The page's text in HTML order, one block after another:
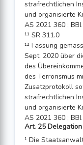
strafrechtlichen
und organisierte
AS 2021 360 ;
¹¹ SR 311.0
¹² Fassung
Sept. 2020 über
des
des Terrorismus
Zusatzprotokoll
strafrechtlichen
und organisierte
AS 2021 360 ;
Art. 25
¹ Die